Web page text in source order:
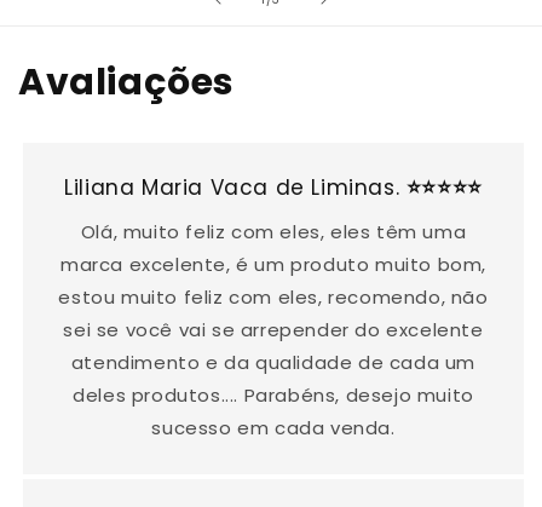
Avaliações
Liliana Maria Vaca de Liminas. ⭐⭐⭐⭐⭐
Olá, muito feliz com eles, eles têm uma
marca excelente, é um produto muito bom,
estou muito feliz com eles, recomendo, não
sei se você vai se arrepender do excelente
atendimento e da qualidade de cada um
deles produtos.... Parabéns, desejo muito
sucesso em cada venda.